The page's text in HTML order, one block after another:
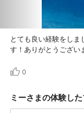
とても良い経験をし
す！ありがとうござい
0
ミーさまの体験し